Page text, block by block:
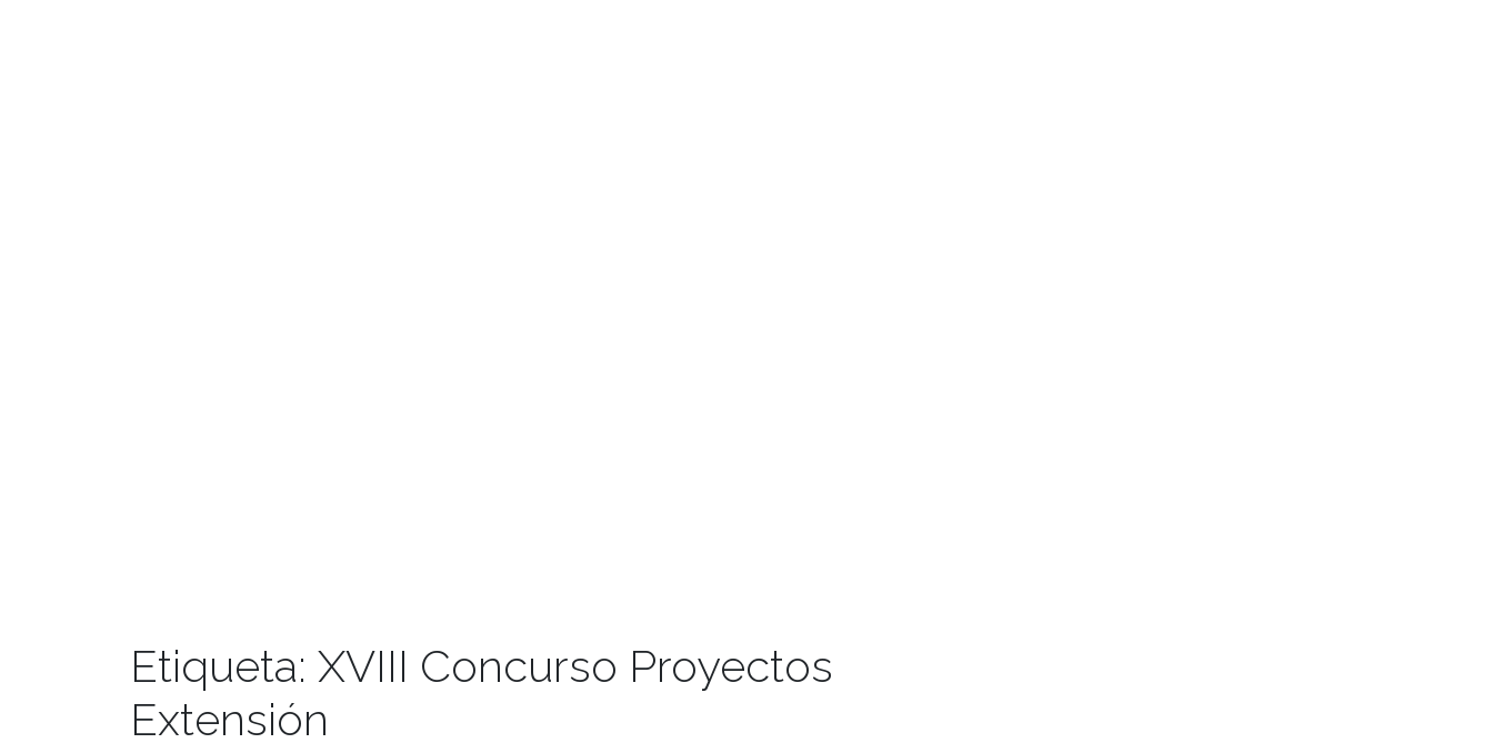
Etiqueta: XVIII Concurso Proyectos
Extensión